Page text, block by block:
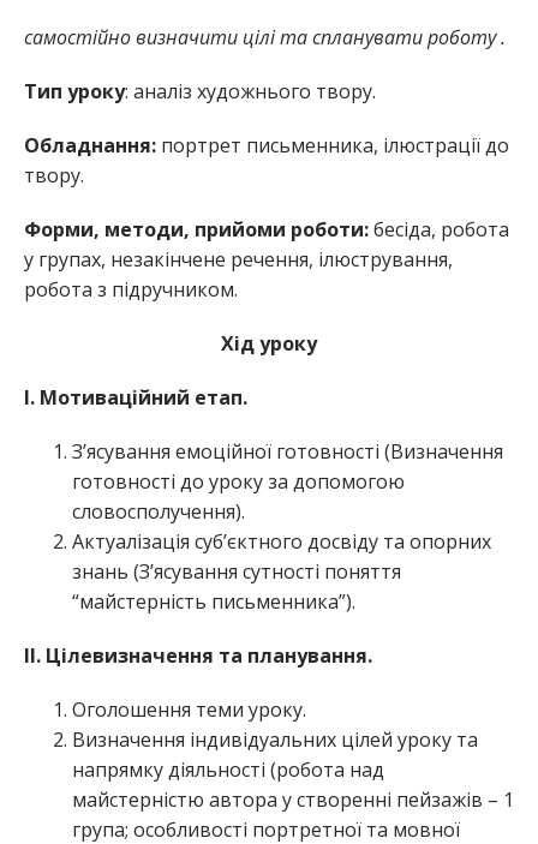
самостійно визначити цілі та спланувати роботу .
Тип уроку: аналіз художнього твору.
Обладнання: портрет письменника, ілюстрації до
твору.
Форми, методи, прийоми роботи:бесіда, робота
у групах, незакінчене речення, ілюстрування,
робота з підручником.
Хід уроку
І. Мотиваційний етап.
З’ясування емоційної готовності (Визначення
готовності до уроку за допомогою
словосполучення).
Актуалізація суб’єктного досвіду та опорних
знань (З’ясування сутності поняття
“майстерність письменника”).
ІІ. Цілевизначення та планування.
Оголошення теми уроку.
Визначення індивідуальних цілей уроку та
напрямку діяльності (робота над
майстерністю автора у створенні пейзажів – 1
група; особливості портретної та мовної